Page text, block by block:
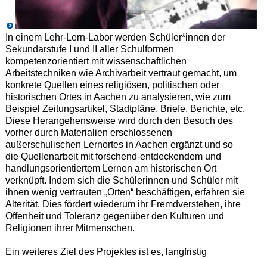
In einem Lehr-Lern-Labor werden Schüler*innen der
Sekundarstufe I und II aller Schulformen
kompetenzorientiert mit wissenschaftlichen
Arbeitstechniken wie Archivarbeit vertraut gemacht, um
konkrete Quellen eines religiösen, politischen oder
historischen Ortes in Aachen zu analysieren, wie zum
Beispiel Zeitungsartikel, Stadtpläne, Briefe, Berichte, etc.
Diese Herangehensweise wird durch den Besuch des
vorher durch Materialien erschlossenen
außerschulischen Lernortes in Aachen ergänzt und so
die Quellenarbeit mit forschend-entdeckendem und
handlungsorientiertem Lernen am historischen Ort
verknüpft. Indem sich die Schülerinnen und Schüler mit
ihnen wenig vertrauten „Orten“ beschäftigen, erfahren sie
Alterität. Dies fördert wiederum ihr Fremdverstehen, ihre
Offenheit und Toleranz gegenüber den Kulturen und
Religionen ihrer Mitmenschen.
Ein weiteres Ziel des Projektes ist es, langfristig